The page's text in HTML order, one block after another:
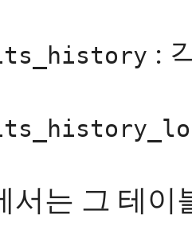
:
서는 그 테이